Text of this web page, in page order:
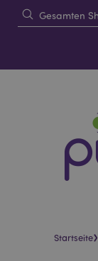
Startseite›